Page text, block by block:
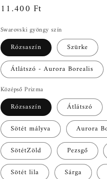
Normál
11.400 Ft
Swarovski gyöngy szín
Rózsaszín
Szürke
Átlátszó - Aurora Borealis
Középső Prizma
Rózsaszín Átlátszó
Sötét mályva
Aurora
SötétZöld
Pezsgő
Sötét lila
Sárga